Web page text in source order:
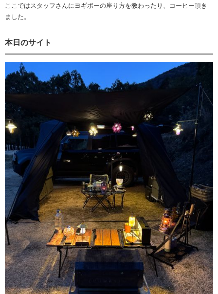
ここではスタッフさんにヨギボーの座り方を教わったり、コーヒー頂き
ました。
本日のサイト